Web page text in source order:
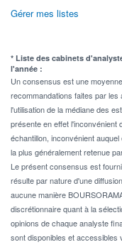
Gérer mes listes
* Liste des cabinets
l'année :
Un consensus est une
recommandations faites par
l'utilisation de la médiane des
présente en effet l'inconvénient
échantillon, inconvénient
la plus généralement retenue
Le présent consensus est
résulte par nature d'une
aucune manière
discrétionnaire quant à la
opinions de chaque analyste
sont disponibles et accessibles